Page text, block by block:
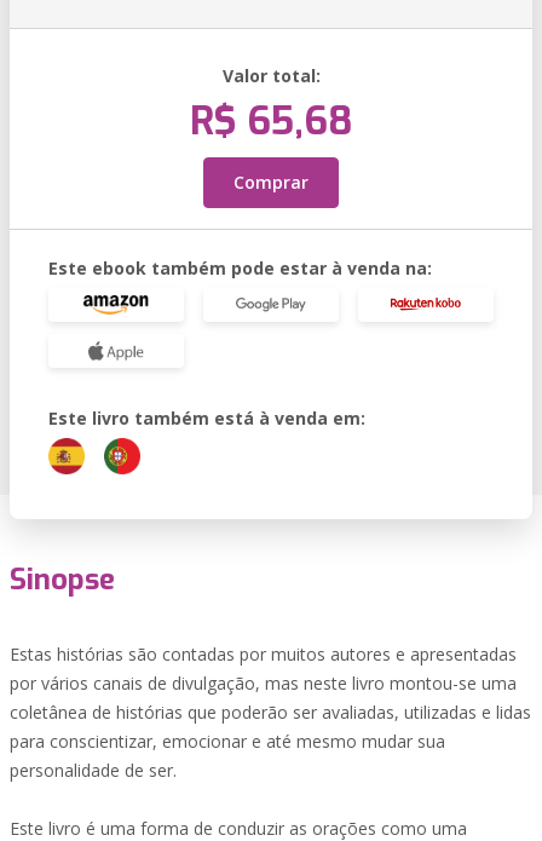
Valor total:
R$ 65,68
Comprar
Este ebook também pode estar à venda na:
Este livro também está à venda em:
Sinopse
Estas histórias são contadas por muitos autores e apresentadas
por vários canais de divulgação, mas neste livro montou-se uma
coletânea de histórias que poderão ser avaliadas, utilizadas e lidas
para conscientizar, emocionar e até mesmo mudar sua
personalidade de ser.
Este livro é uma forma de conduzir as orações como uma